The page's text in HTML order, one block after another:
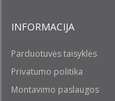
INFORMACIJA
Parduotuvės taisyklės
Privatumo politika
Montavimo paslaugos